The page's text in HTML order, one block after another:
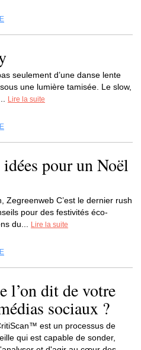
seulement d’une danse lente
une lumière tamisée. Le slow,
Lire la suite
pour un Noël
Zegreenweb C’est le dernier rush
pour des festivités éco-
du...
Lire la suite
l’on dit de votre
sociaux ?
est un processus de
qui est capable de sonder,